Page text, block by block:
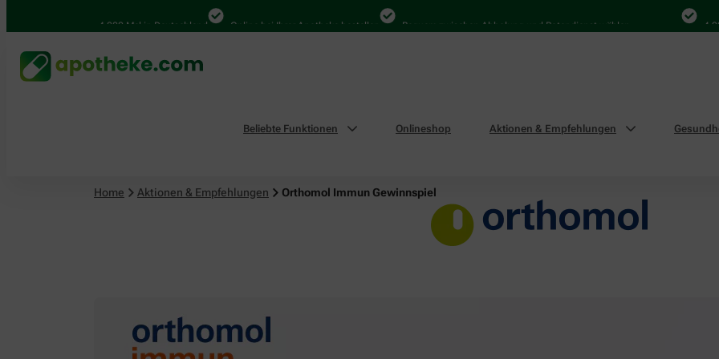
4.000 Mal in Deutschland Online bei Ihrer Apotheke bestellen Bequem zwischen Abholung und Botendienst wählen 4.000
Beliebte Funktionen Onlineshop Aktionen & Empfehlungen
Home Aktionen & Empfehlungen Orthomol Immun Gewinnspiel